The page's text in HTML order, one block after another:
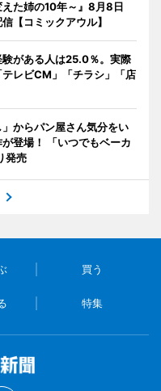
た姉の10年～』8月8日
【コミックアウル】
がある人は25.0％。実際
レビCM」「チラシ」「店
からパン屋さん気分をい
登場！ 「いつでもベーカ
発売
買う
特集